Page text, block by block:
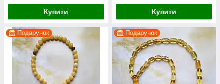
Купити Купити
Подарунок Подарунок